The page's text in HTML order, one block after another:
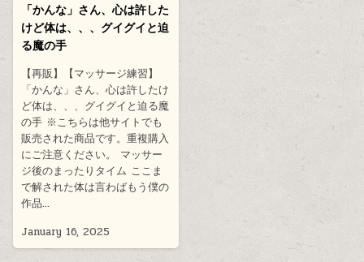
「かんな」さん、心は許した
けど体は、、、グイグイと迫
る魔の手
【再販】【マッサージ練習】
「かんな」さん、心は許したけ
ど体は、、、グイグイと迫る魔
の手 ※こちらは他サイトでも
販売された商品です。重複購入
にご注意ください。 マッサー
ジ後のまったりタイム ここま
で解された体は言わばもう僕の
作品…
January 16, 2025